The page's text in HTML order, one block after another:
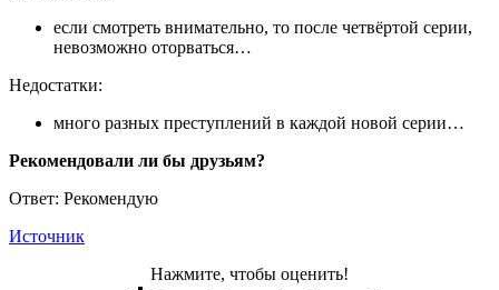
если смотреть внимательно, то после четвёртой серии,
невозможно оторваться…
Недостатки:
много разных преступлений в каждой новой серии…
Рекомендовали ли бы друзьям?
Ответ: Рекомендую
Источник
Нажмите, чтобы оценить!